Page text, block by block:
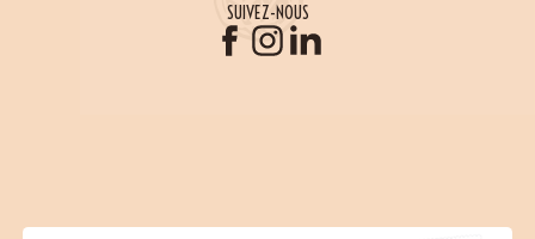
SUIVEZ-NOUS